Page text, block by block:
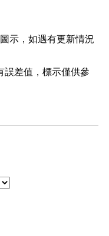
示，如遇有更新情況
誤差值，標示僅供參